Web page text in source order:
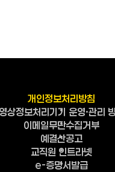
개인정보처리방침
영상정보처리기기 운영·관리
이메일무단수집거부
예결산공고
교직원 인트라넷
e-증명서발급